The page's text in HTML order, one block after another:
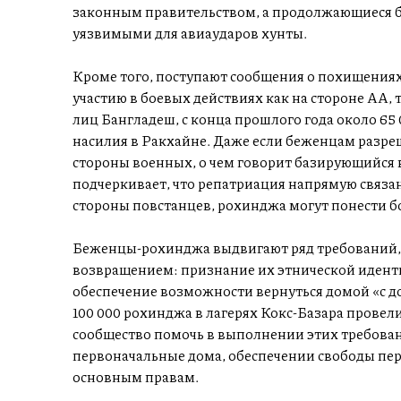
законным правительством, а продолжающиеся
уязвимыми для авиаударов хунты.
Кроме того, поступают сообщения о
участию в боевых действиях как на стороне
лиц Бангладеш, с конца прошлого года около
насилия в Ракхайне. Даже если беженцам
стороны военных, о чем говорит
подчеркивает, что репатриация напрямую
стороны повстанцев, рохинджа могут понести
Беженцы-рохинджа выдвигают ряд
возвращением: признание их этнической
обеспечение возможности вернуться домой «с
100 000 рохинджа в лагерях Кокс-Базара
сообщество помочь в выполнении этих
первоначальные дома, обеспечении свободы
основным правам.